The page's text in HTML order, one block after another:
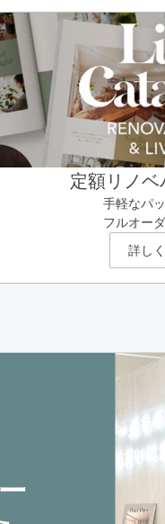
定額リノベ
手軽なパ
フルオー
詳し